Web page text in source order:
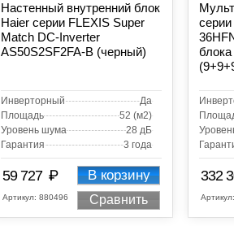
Настенный внутренний блок
Haier серии FLEXIS Super
Match DC-Inverter
AS50S2SF2FA-B (черный)
Инверторный
Да
Площадь
52 (м2)
Уровень шума
28 дБ
Гарантия
3 года
59 727 ₽
Артикул: 880496
В корзину
Сравнить
332
Артикул: